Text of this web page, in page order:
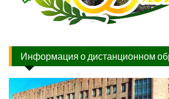
Информация о дистанционном